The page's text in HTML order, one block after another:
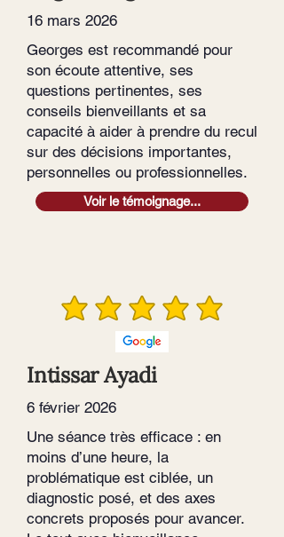
16 mars 2026
Georges est recommandé pour
son écoute attentive, ses
questions pertinentes, ses
conseils bienveillants et sa
capacité à aider à prendre du recul
sur des décisions importantes,
personnelles ou professionnelles.
Voir le témoignage...
Intissar Ayadi
6 février 2026
Une séance très efficace : en
moins d’une heure, la
problématique est ciblée, un
diagnostic posé, et des axes
concrets proposés pour avancer.